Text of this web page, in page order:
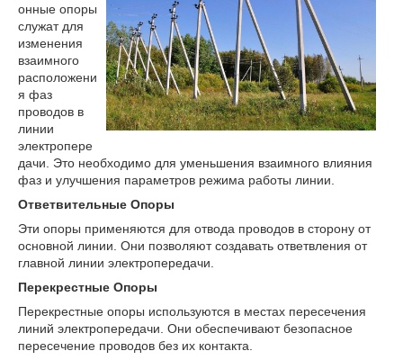
онные опоры
служат для
изменения
взаимного
расположени
я фаз
проводов в
линии
электропере
дачи. Это необходимо для уменьшения взаимного влияния
фаз и улучшения параметров режима работы линии.
Ответвительные Опоры
Эти опоры применяются для отвода проводов в сторону от
основной линии. Они позволяют создавать ответвления от
главной линии электропередачи.
Перекрестные Опоры
Перекрестные опоры используются в местах пересечения
линий электропередачи. Они обеспечивают безопасное
пересечение проводов без их контакта.